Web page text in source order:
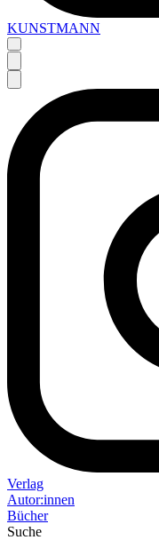
KUNSTMANN
Verlag
Autor:innen
Bücher
Suche